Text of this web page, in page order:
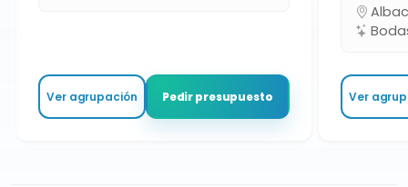
Ver agrupación Pedir presupuesto
Bodas
Ver